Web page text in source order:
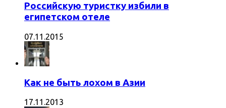
Российскую туристку избили в
египетском отеле
07.11.2015
Как не быть лохом в Азии
17.11.2013